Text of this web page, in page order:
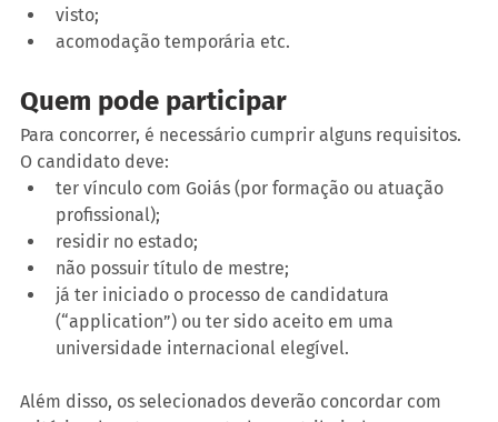
visto;
acomodação temporária etc.
Quem pode participar
Para concorrer, é necessário cumprir alguns requisitos.
O candidato deve:
ter vínculo com Goiás (por formação ou atuação
profissional);
residir no estado;
não possuir título de mestre;
já ter iniciado o processo de candidatura
(“application”) ou ter sido aceito em uma
universidade internacional elegível.
Além disso, os selecionados deverão concordar com